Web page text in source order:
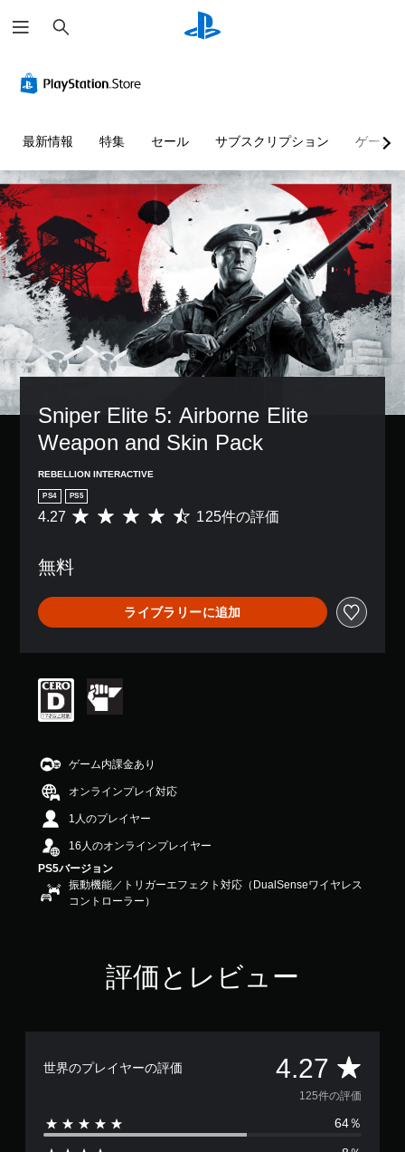
索
最新情報 特集 セール サブスクリプション ゲーム
Sniper Elite 5: Airborne Elite
Weapon and Skin Pack
REBELLION INTERACTIVE
PS4 PS5
評
は
2
5
、
評
価
は
階
の
で
す
4.27 125件の評価
無料
ライブラリーに追加
ゲーム内課金あり
オンラインプレイ対応
1人のプレイヤー
16人のオンラインプレイヤー
PS5バージョン
振動機能／トリガーエフェクト対応（DualSenseワイヤレス
コントローラー）
評価とレビュー
世界のプレイヤーの評価 4.27 評
価
数
125件の評価
64％